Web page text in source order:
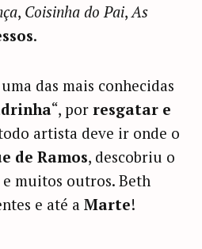
, Coisinha do Pai, As
.
das mais conhecidas
“, por resgatar e
artista deve ir onde o
de Ramos, descobriu o
e muitos outros. Beth
e até a Marte!